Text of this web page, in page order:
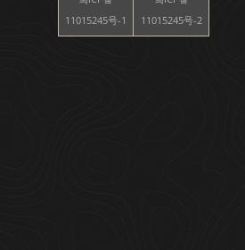
11015245号-1
11015245号-2